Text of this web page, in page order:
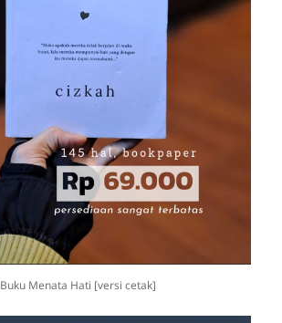
Buku Menata Hati [versi cetak]